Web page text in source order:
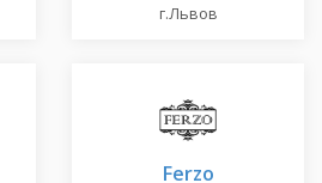
г.Львов
Ferzo